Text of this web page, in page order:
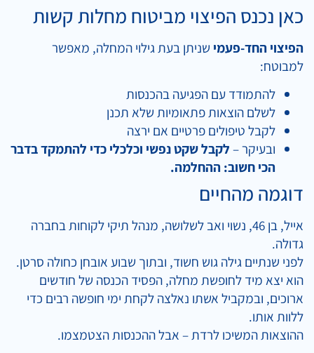
כאן נכנס הפיצוי מביטוח מחלות קשות
הפיצוי החד-פעמי שניתן בעת גילוי המחלה, מאפשר
למבוטח:
להתמודד עם הפגיעה בהכנסות
לשלם הוצאות פתאומיות שלא תכנן
לקבל טיפולים פרטיים אם ירצה
ובעיקר –לקבל שקט נפשי וכלכלי כדי להתמקד בדבר
הכי חשוב: ההחלמה.
דוגמה מהחיים
אייל, בן 46, נשוי ואב לשלושה, מנהל תיקי לקוחות בחברה
גדולה.
לפני שנתיים גילה גוש חשוד, ובתוך שבוע אובחן כחולה סרטן.
הוא יצא מיד לחופשת מחלה, הפסיד הכנסה של חודשים
ארוכים, ובמקביל אשתו נאלצה לקחת ימי חופשה רבים כדי
ללוות אותו.
ההוצאות המשיכו לרדת – אבל ההכנסות הצטמצמו.